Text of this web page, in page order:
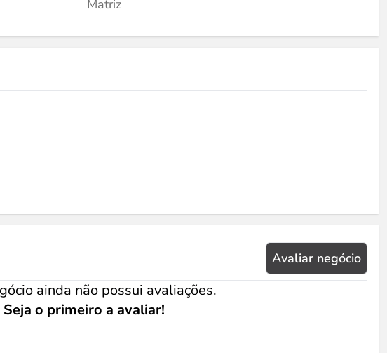
Matriz
Avaliar negócio
ainda não possui avaliações.
Seja o primeiro a avaliar!